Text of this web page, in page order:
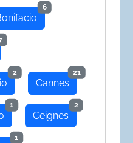
6
2
Cannes
21
1
Ceignes
2
1